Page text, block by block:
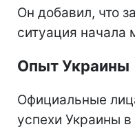
Он добавил, что
ситуация начала
Опыт Украины
Официальные
успехи Украины